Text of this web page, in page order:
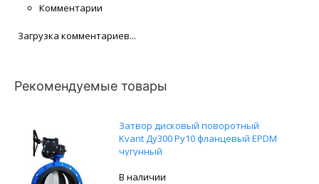
Комментарии
Загрузка комментариев...
Рекомендуемые товары
Затвор дисковый поворотный
Kvant Ду300 Ру10 фланцевый EPDM
чугунный
В наличии